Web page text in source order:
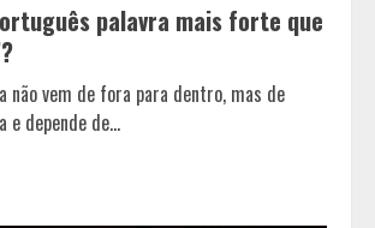
palavra mais forte que
não vem de fora para dentro, mas de
depende de...